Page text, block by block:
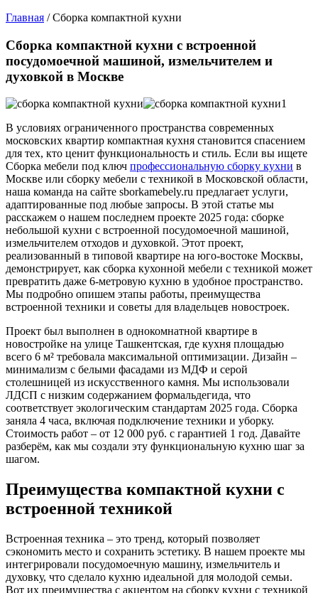
Главная / Сборка компактной кухни
Сборка компактной кухни с встроенной
посудомоечной машиной, измельчителем и
духовкой в Москве
В условиях ограниченного пространства современных
московских квартир компактная кухня становится спасением
для тех, кто ценит функциональность и стиль. Если вы ищете
Сборка мебели под ключ профессиональную сборку кухни в
Москве или сборку мебели с техникой в Московской области,
наша команда на сайте sborkamebely.ru предлагает услуги,
адаптированные под любые запросы. В этой статье мы
расскажем о нашем последнем проекте 2025 года: сборке
небольшой кухни с встроенной посудомоечной машиной,
измельчителем отходов и духовкой. Этот проект,
реализованный в типовой квартире на юго-востоке Москвы,
демонстрирует, как сборка кухонной мебели с техникой может
превратить даже 6-метровую кухню в удобное пространство.
Мы подробно опишем этапы работы, преимущества
встроенной техники и советы для владельцев новостроек.
Проект был выполнен в однокомнатной квартире в
новостройке на улице Ташкентская, где кухня площадью
всего 6 м² требовала максимальной оптимизации. Дизайн –
минимализм с белыми фасадами из МДФ и серой
столешницей из искусственного камня. Мы использовали
ЛДСП с низким содержанием формальдегида, что
соответствует экологическим стандартам 2025 года. Сборка
заняла 4 часа, включая подключение техники и уборку.
Стоимость работ – от 12 000 руб. с гарантией 1 год. Давайте
разберём, как мы создали эту функциональную кухню шаг за
шагом.
Преимущества компактной кухни с
встроенной техникой
Встроенная техника – это тренд, который позволяет
сэкономить место и сохранить эстетику. В нашем проекте мы
интегрировали посудомоечную машину, измельчитель и
духовку, что сделало кухню идеальной для молодой семьи.
Вот их преимущества с акцентом на сборку кухни с техникой